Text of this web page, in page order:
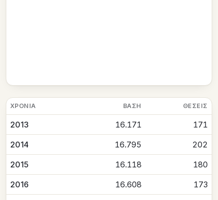
ΧΡΟΝΙΆ ΒΆΣΗ ΘΈΣΕΙΣ
2013 16.171 171
2014 16.795 202
2015 16.118 180
2016 16.608 173